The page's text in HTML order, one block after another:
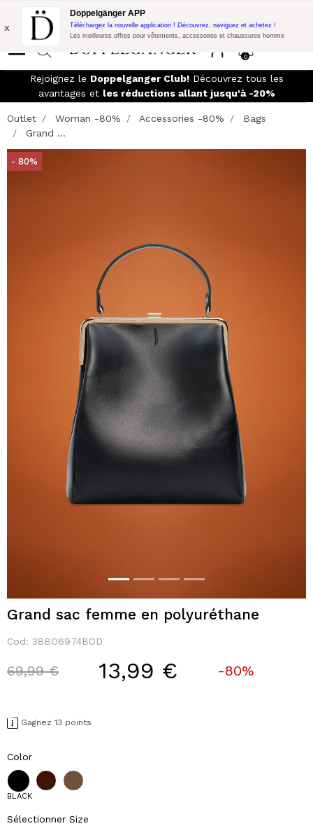
Promo Flash: 10% de réduction supplémentaire sur 300€ d'achat
avec le code:
0
x
Doppelgänger APP
Téléchargez la nouvelle application ! Découvrez, naviguez et achetez !
Les meilleures offres pour vêtements, accessoires et chaussures homme
Rejoignez le Doppelganger Club!Découvrez tous les
avantages et les réductions allant jusqu'à -20%
Outlet Woman -80% Accessories -80%
Bags
Grand ...
- 80%
Grand sac femme en polyuréthane
Cod: 38BO6974BOD
Price reduced from
69,99 €to 13,99 € -80%
Gagnez 13 points
Color
BLACK
Sélectionner Size